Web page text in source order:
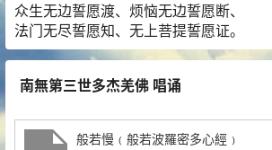
众生无边誓愿渡、烦恼无边誓愿断、
法门无尽誓愿知、无上菩提誓愿证。
南無第三世多杰羌佛 唱诵
般若慢﹙般若波羅密多心經﹚